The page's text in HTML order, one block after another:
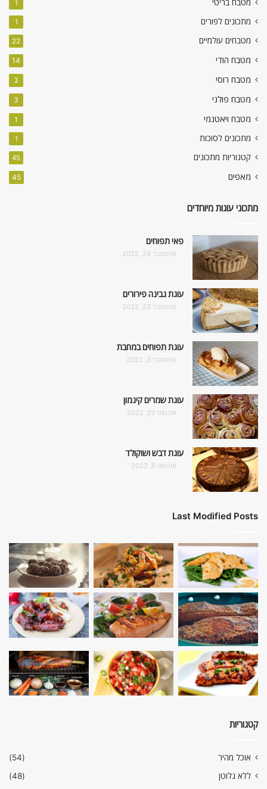
מטבח בריטי 1
מתכונים לפורים 1
מטבחים עולמיים 22
מטבח הודי 14
מטבח רוסי 3
מטבח פולני 3
מטבח ויאטנמי 1
מתכונים לסוכות 1
קטגוריות מתכונים 45
מאפים 45
מתכוני עוגות מיוחדים
פאי תפוחים
ספטמבר 24, 2022
עוגת גבינה פירורים
ספטמבר 23, 2022
עוגת תפוחים במחבת
ספטמבר 3, 2022
עוגת שמרים קינמון
אוגוסט 20, 2022
עוגת דבש ושוקולד
אוגוסט 6, 2022
Last Modified Posts
קטגוריות
אוכל מהיר
(54)
ללא גלוטן
(48)